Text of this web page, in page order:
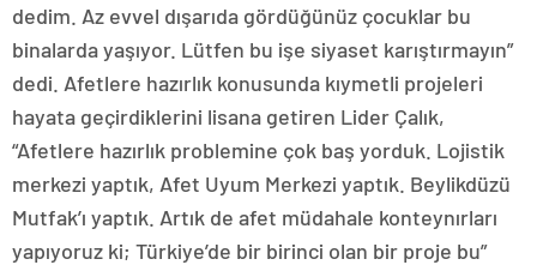
dedim. Az evvel dışarıda gördüğünüz çocuklar bu
binalarda yaşıyor. Lütfen bu işe siyaset karıştırmayın”
dedi. Afetlere hazırlık konusunda kıymetli projeleri
hayata geçirdiklerini lisana getiren Lider Çalık,
“Afetlere hazırlık problemine çok baş yorduk. Lojistik
merkezi yaptık, Afet Uyum Merkezi yaptık. Beylikdüzü
Mutfak’ı yaptık. Artık de afet müdahale konteynırları
yapıyoruz ki; Türkiye’de bir birinci olan bir proje bu”